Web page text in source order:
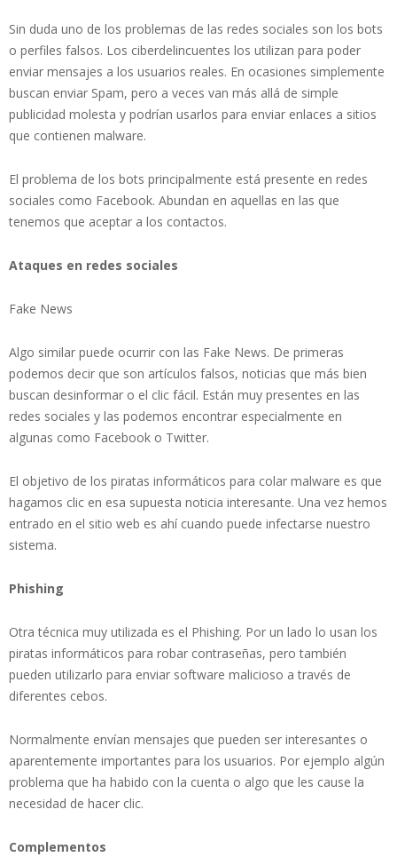
Sin duda uno de los problemas de las redes sociales son los bots
o perfiles falsos. Los ciberdelincuentes los utilizan para poder
enviar mensajes a los usuarios reales. En ocasiones simplemente
buscan enviar Spam, pero a veces van más allá de simple
publicidad molesta y podrían usarlos para enviar enlaces a sitios
que contienen malware.
El problema de los bots principalmente está presente en redes
sociales como Facebook. Abundan en aquellas en las que
tenemos que aceptar a los contactos.
Ataques en redes sociales
Fake News
Algo similar puede ocurrir con las Fake News. De primeras
podemos decir que son artículos falsos, noticias que más bien
buscan desinformar o el clic fácil. Están muy presentes en las
redes sociales y las podemos encontrar especialmente en
algunas como Facebook o Twitter.
El objetivo de los piratas informáticos para colar malware es que
hagamos clic en esa supuesta noticia interesante. Una vez hemos
entrado en el sitio web es ahí cuando puede infectarse nuestro
sistema.
Phishing
Otra técnica muy utilizada es el Phishing. Por un lado lo usan los
piratas informáticos para robar contraseñas, pero también
pueden utilizarlo para enviar software malicioso a través de
diferentes cebos.
Normalmente envían mensajes que pueden ser interesantes o
aparentemente importantes para los usuarios. Por ejemplo algún
problema que ha habido con la cuenta o algo que les cause la
necesidad de hacer clic.
Complementos